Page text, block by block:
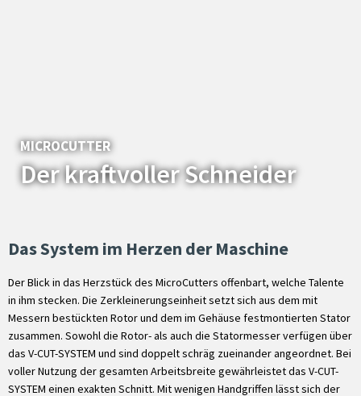
MICROCUTTER
Der kraftvoller Schneider
Das System im Herzen der Maschine
Der Blick in das Herzstück des MicroCutters offenbart, welche Talente
in ihm stecken. Die Zerkleinerungseinheit setzt sich aus dem mit
Messern bestückten Rotor und dem im Gehäuse festmontierten Stator
zusammen. Sowohl die Rotor- als auch die Statormesser verfügen über
das V-CUT-SYSTEM und sind doppelt schräg zueinander angeordnet. Bei
voller Nutzung der gesamten Arbeitsbreite gewährleistet das V-CUT-
SYSTEM einen exakten Schnitt. Mit wenigen Handgriffen lässt sich der